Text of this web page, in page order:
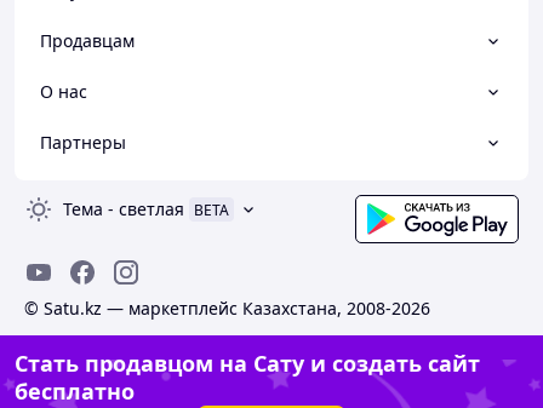
Продавцам
О нас
Партнеры
Тема - светлая BETA
© Satu.kz — маркетплейс Казахстана, 2008-2026
Стать продавцом на Сату и создать сайт
бесплатно